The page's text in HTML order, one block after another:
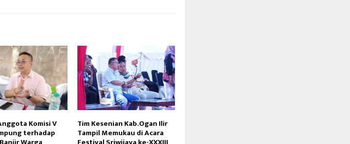
Komisi V
terhadap
Tim Kesenian Kab.Ogan Ilir
Tampil Memukau di Acara